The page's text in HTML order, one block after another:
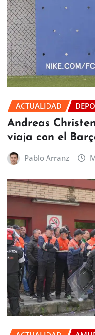
ACTUALIDAD
Andreas
viaja con el
Pablo Arranz